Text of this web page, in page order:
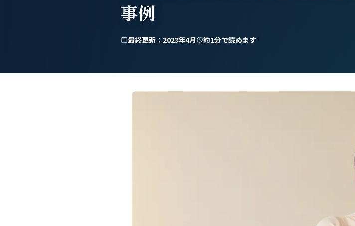
事例
最終更新：2023年4月 約1分で読めます